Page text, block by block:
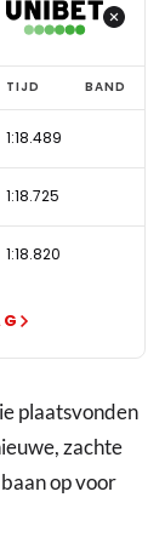
TIJD BAND
1:18.489
1:18.725
1:18.820
plaatsvonden
zachte
op voor